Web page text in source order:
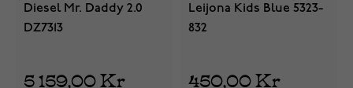
Diesel Mr. Daddy 2.0
DZ7313
5 159,00 Kr
Leijona Kids Blue 5323-
832
450,00 Kr